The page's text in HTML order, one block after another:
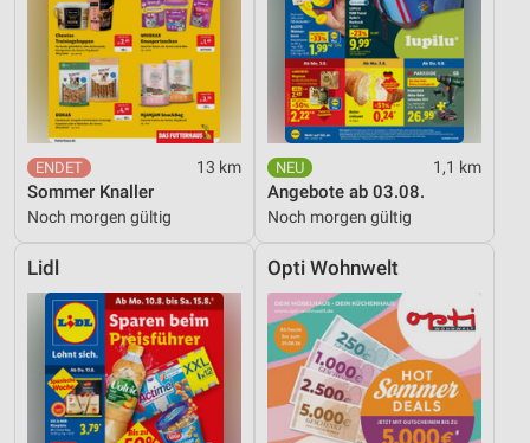
13 km
Sommer Knaller
Noch morgen gültig
1,1 km
Angebote ab 03.08.
Noch morgen gültig
Lidl Opti Wohnwelt